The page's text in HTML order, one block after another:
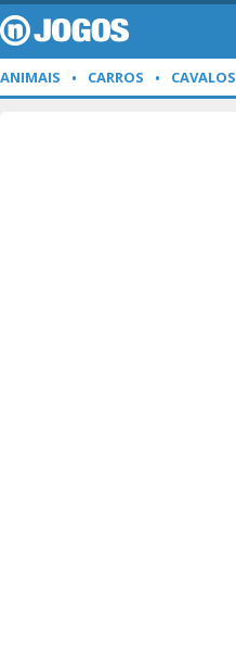
ANIMAIS CARROS CAVALOS